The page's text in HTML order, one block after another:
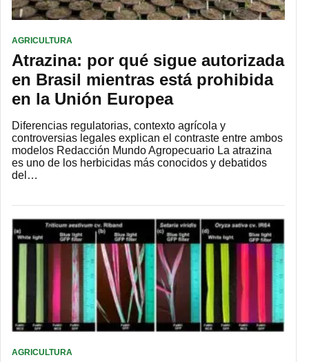
AGRICULTURA
Atrazina: por qué sigue autorizada
en Brasil mientras está prohibida
en la Unión Europea
Diferencias regulatorias, contexto agrícola y
controversias legales explican el contraste entre ambos
modelos Redacción Mundo Agropecuario La atrazina
es uno de los herbicidas más conocidos y debatidos
del…
AGRICULTURA